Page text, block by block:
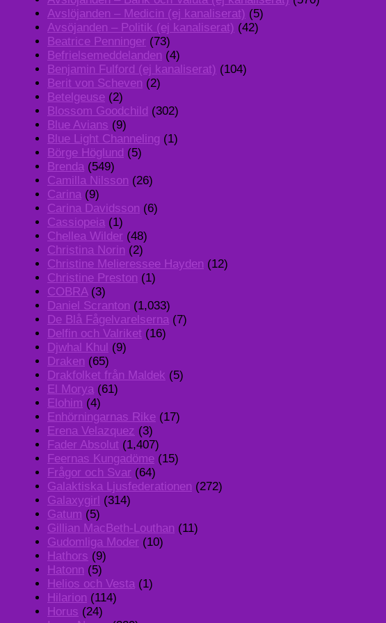
Avslöjanden – Medicin (ej kanaliserat) (5)
Avsöjanden – Politik (ej kanaliserat) (42)
Beatrice Penninger (73)
Befrielsemeddelanden (4)
Benjamin Fulford (ej kanaliserat) (104)
Berit von Scheven (2)
Betelgeuse (2)
Blossom Goodchild (302)
Blue Avians (9)
Blue Light Channeling (1)
Börge Höglund (5)
Brenda (549)
Camilla Nilsson (26)
Carina (9)
Carina Davidsson (6)
Cassiopeia (1)
Chellea Wilder (48)
Christina Norin (2)
Christine Melieressee Hayden (12)
Christine Preston (1)
COBRA(3)
Daniel Scranton (1,033)
De Blå Fågelvarelserna (7)
Delfin och Valriket (16)
Djwhal Khul (9)
Draken (65)
Drakfolket från Maldek (5)
El Morya (61)
Elohim (4)
Enhörningarnas Rike (17)
Erena Velazquez (3)
Fader Absolut (1,407)
Feernas Kungadöme (15)
Frågor och Svar (64)
Galaktiska Ljusfederationen (272)
Galaxygirl (314)
Gatum (5)
Gillian MacBeth-Louthan (11)
Gudomliga Moder (10)
Hathors (9)
Hatonn (5)
Helios och Vesta (1)
Hilarion (114)
Horus (24)